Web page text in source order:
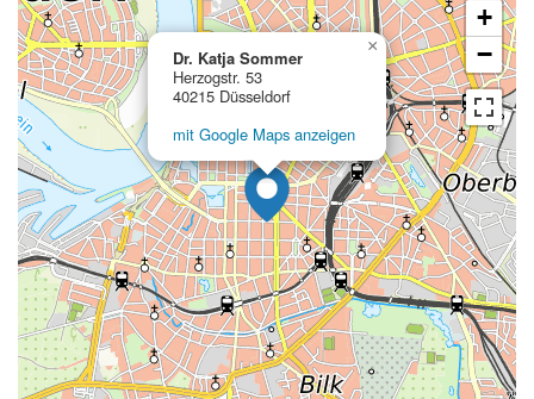
Dr. Katja Sommer
Herzogstr. 53
40215 Düsseldorf
mit Google Maps anzeigen
×
+
−